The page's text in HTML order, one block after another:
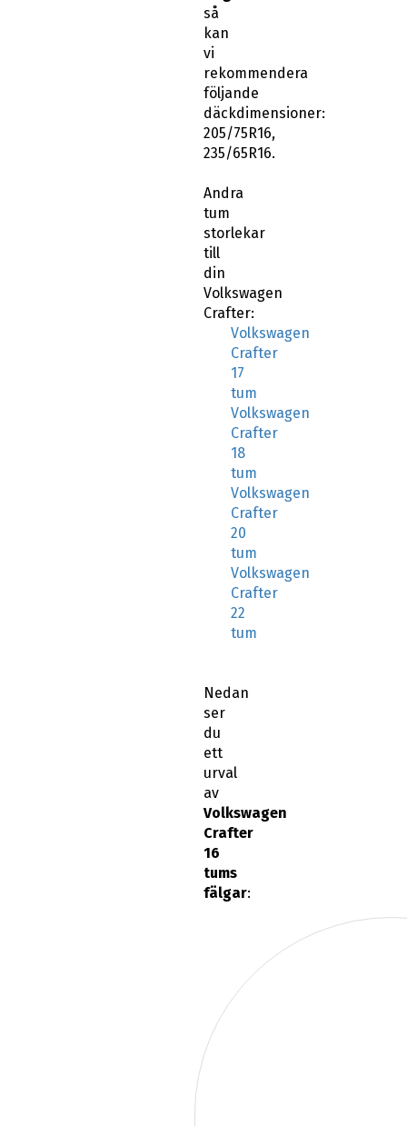
så
kan
vi
rekommendera
följande
däckdimensioner:
205/75R16,
235/65R16.
Andra
tum
storlekar
till
din
Volkswagen
Crafter:
Volkswagen
Crafter
17
tum
Volkswagen
Crafter
18
tum
Volkswagen
Crafter
20
tum
Volkswagen
Crafter
22
tum
Nedan
ser
du
ett
urval
av
Volkswagen
Crafter
16
tums
fälgar: